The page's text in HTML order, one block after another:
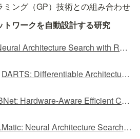
ミング（GP）技術との組み合わせ
トワークを自動設計する研究
Neural Architecture Search with Reinforcement Learning
DARTS: Differentiable Architecture Search
FBNet: Hardware-Aware Efficient ConvNet Design via Differentiable...
LLMatic: Neural Architecture Search via Large Language Models and...